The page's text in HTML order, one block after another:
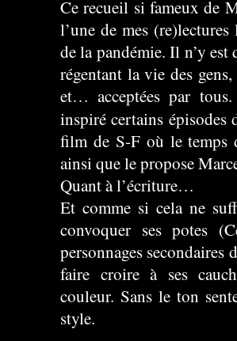
Ce recueil si fameux de
l’une de mes
de la pandémie. Il n’y est
régentant la vie des
et… acceptées par
inspiré certains épisodes
film de S-F où le temps
ainsi que le propose
Quant à l’écriture…
Et comme si cela ne
convoquer ses potes
personnages
faire croire à ses
couleur. Sans le ton
style.